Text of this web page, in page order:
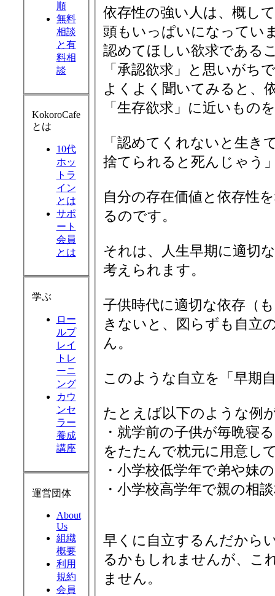
順
無料
相談
と有
料相
談
KokoroCafe
とは
10代
ホッ
トラ
イン
とは
サポ
ート
会員
とは
学ぶ
ロー
ルプ
レイ
トレ
ーニ
ング
カウ
ンセ
ラー
養成
講座
運営団体
About
Us
組織
概要
利用
規約
会員
依存性の強い人は、概し
頭もいっぱいになってい
認めてほしい欲求である
「承認欲求」と思いがち
よくよく聞いてみると、
「生存欲求」に近いもの
「認めてくれないと生き
捨てられると死んじゃう
自分の存在価値と依存性
るのです。
それは、人生早期に適切
考えられます。
子供時代に適切な依存（
きないと、図らずも自立
ん。
このような自立を「早期
たとえば以下のような例
・就学前の子供が毎晩寝
をたたんで枕元に用意し
・小学校低学年で弟や妹
・小学校高学年で親の相
早くに自立するんだから
るかもしれませんが、こ
ません。